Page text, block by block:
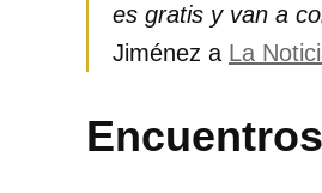
es gratis y van a
Jiménez a La